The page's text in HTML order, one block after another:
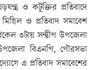
ও কটূক্তির প্রতিবাদে
মিছিল ও প্রতিবাদ সমাবেশ
৩টায় সন্দ্বীপ উপজেলা
বিএনপি, পৌরসভা
এ প্রতিবাদ সমাবেশের